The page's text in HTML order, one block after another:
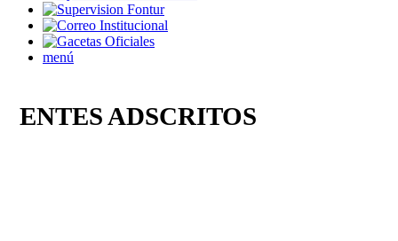
menú
ENTES ADSCRITOS